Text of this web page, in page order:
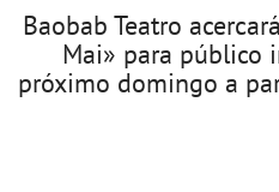
Baobab Teatro
Mai» para público
próximo domingo a